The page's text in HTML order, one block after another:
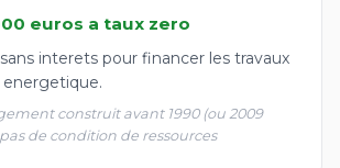
euros a taux zero
interets pour financer les travaux
construit avant 1990 (ou 2009
de condition de ressources